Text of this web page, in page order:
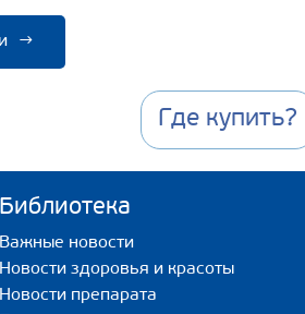
→
Где купить?
Библиотека
Важные новости
Новости здоровья и красоты
Новости препарата